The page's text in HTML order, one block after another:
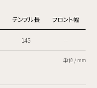
テンプル長 フロント幅
145 --
単位 / mm